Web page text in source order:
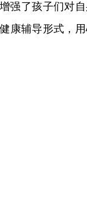
强了孩子们对
康辅导形式，